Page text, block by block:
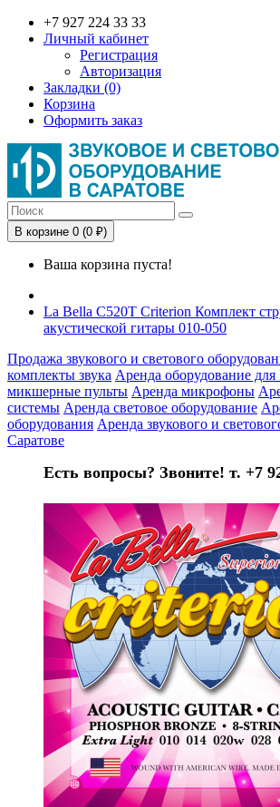
+7 927 224 33 33
Личный кабинет
Регистрация
Авторизация
Закладки (0)
Корзина
Оформить заказ
В корзине 0 (0 ₽)
Ваша корзина пуста!
La Bella C520T Criterion Комплект
акустической гитары 010-050
Продажа звукового и светового
комплекты звука Аренда оборудование для
микшерные пульты Аренда микрофоны
системы Аренда световое оборудование
оборудования Аренда звукового и
Саратове
Есть вопросы? Звоните! т. +7